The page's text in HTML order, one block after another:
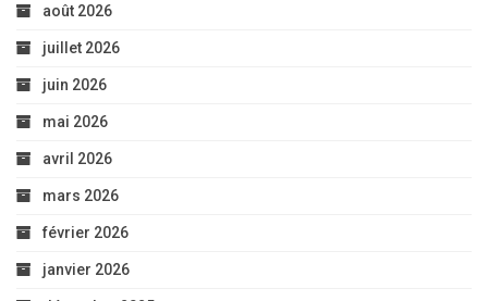
août 2026
juillet 2026
juin 2026
mai 2026
avril 2026
mars 2026
février 2026
janvier 2026